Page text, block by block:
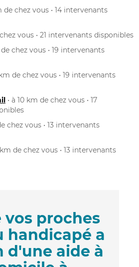
de chez vous • 14 intervenants
vous • 21 intervenants disponibles
de chez vous • 19 intervenants
de chez vous • 19 intervenants
• à 10 km de chez vous • 17
chez vous • 13 intervenants
km de chez vous • 13 intervenants
vos proches
handicapé a
d'une aide à